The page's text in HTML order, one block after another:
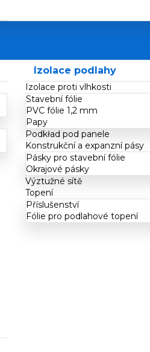
Izolace podlahy
Izolace proti vlhkosti
Stavební fólie
PVC fólie 1,2 mm
Papy
Podkład pod panele
Konstrukční a expanzní pásy
Pásky pro stavební fólie
Okrajové pásky
Výztužné sítě
Topení
Příslušenství
Fólie pro podlahové topení